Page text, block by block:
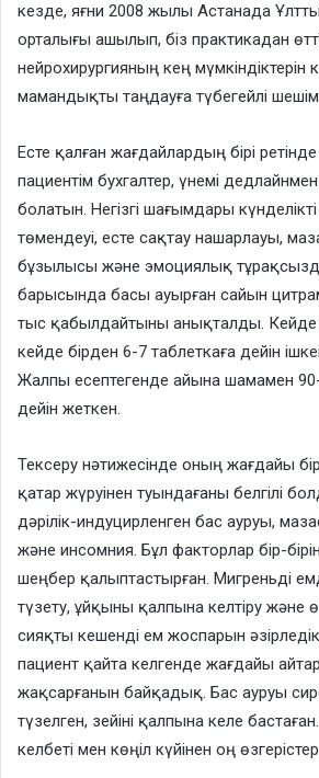
кезде, яғни 2008 жылы Астанада
орталығы ашылып, біз практикадан
нейрохирургияның кең мүмкіндіктерін
мамандықты таңдауға түбегейлі
Есте қалған жағдайлардың бірі ретінде
пациентім бухгалтер, үнемі
болатын. Негізгі шағымдары
төмендеуі, есте сақтау нашарлауы,
бұзылысы және эмоциялық
барысында басы ауырған сайын
тыс қабылдайтыны анықталды. Кейде
кейде бірден 6-7 таблеткаға дейін
Жалпы есептегенде айына шамамен
дейін жеткен.
Тексеру нәтижесінде оның жағдайы
қатар жүруінен туындағаны белгілі
дәрілік-индуцирленген бас ауруы,
және инсомния. Бұл факторлар бір-
шеңбер қалыптастырған. Мигреньді
түзету, ұйқыны қалпына келтіру және
сияқты кешенді ем жоспарын
пациент қайта келгенде жағдайы
жақсарғанын байқадық. Бас ауруы
түзелген, зейіні қалпына келе
келбеті мен көңіл күйінен оң